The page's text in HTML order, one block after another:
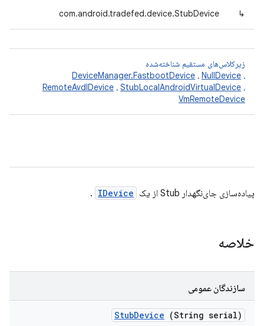
↳
com.android.tradefed.device.StubDevice
زیرکلاس‌های مستقیم شناخته‌شده
DeviceManager.FastbootDevice ، NullDevice ،
RemoteAvdIDevice ، StubLocalAndroidVirtualDevice ،
VmRemoteDevice
پیاده‌سازی جای‌نگهدار Stub از یک IDevice
.
خلاصه
سازندگان عمومی
StubDevice (String serial)